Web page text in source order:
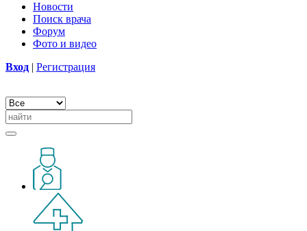
Новости
Поиск врача
Форум
Фото и видео
Вход | Регистрация